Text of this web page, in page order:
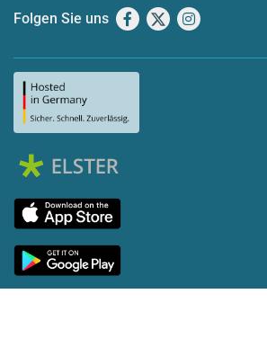
Folgen Sie uns Facebook
X Instagram